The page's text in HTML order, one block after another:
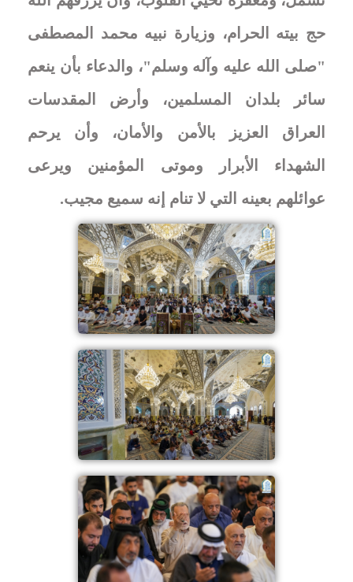
حج بيته الحرام، وزيارة نبيه محمد المصطفى
"صلى الله عليه وآله وسلم"، والدعاء بأن ينعم
سائر بلدان المسلمين، وأرض المقدسات
العراق العزيز بالأمن والأمان، وأن يرحم
الشهداء الأبرار وموتى المؤمنين ويرعى
عوائلهم بعينه التي لا تنام إنه سميع مجيب.